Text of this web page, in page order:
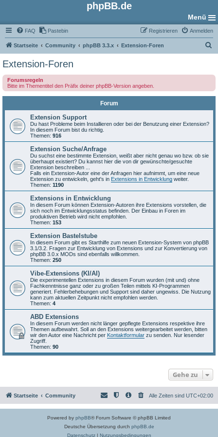
phpBB.de
Menü
FAQ Pastebin Anmelden
Registrieren
Startseite Community phpBB 3.3.x Extension-Foren
e
Extension-Foren
Forumsregeln
Bitte im Thementitel den Präfix deiner phpBB-Version angeben.
Forum
Extension Support
Du hast Probleme beim Installieren oder bei der Benutzung einer Extension?
In diesem Forum bist du richtig.
Themen: 916
Extension Suche/Anfrage
Du suchst eine bestimmte Extension, weißt aber nicht genau wo bzw. ob sie
überhaupt existiert? Du kannst hier die von dir gewünschte/gesuchte
Extension beschreiben ...
Falls ein Extension-Autor eine der Anfragen hier aufnimmt, um eine neue
Extension zu entwickeln, geht's in Extensions in Entwicklung weiter.
Themen: 1190
Extensions in Entwicklung
In diesem Forum können Extension-Autoren ihre Extensions vorstellen, die
sich noch im Entwicklungsstatus befinden. Der Einbau in Foren im
produktiven Betrieb wird nicht empfohlen.
Themen: 153
Extension Bastelstube
In diesem Forum gibt es Starthilfe zum neuen Extension-System von phpBB
3.1/3.2. Fragen zur Entwicklung von Extensions und zur Konvertierung von
phpBB 3.0.x MODs sind ebenfalls willkommen.
Themen: 250
Vibe-Extensions (KI/AI)
Die experimentellen Extensions in diesem Forum wurden (mit und) ohne
Fachkenntnisse ganz oder zu großen Teilen mittels KI-Programmen
generiert. Fehlerbehebungen und Support sind daher ungewiss. Die Nutzung
kann zum aktuellen Zeitpunkt nicht empfohlen werden.
Themen: 4
ABD Extensions
In diesem Forum werden nicht länger gepflegte Extensions respektive ihre
Themen aufbewahrt. Soll an den Extensions weitergearbeitet werden, bitten
wir den Autor eine Nachricht per Kontaktformular zu senden. Nur lesender
Zugriff.
Themen: 90
Gehe zu
Startseite Community Alle Zeiten sind UTC+02:00
Powered by phpBB® Forum Software © phpBB Limited
Deutsche Übersetzung durch phpBB.de
Datenschutz| Nutzungsbedingungen